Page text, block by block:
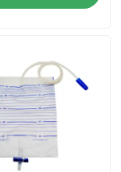
طلب اقتباس
مطاط
سدادة مطاطية
مكبس حقنة